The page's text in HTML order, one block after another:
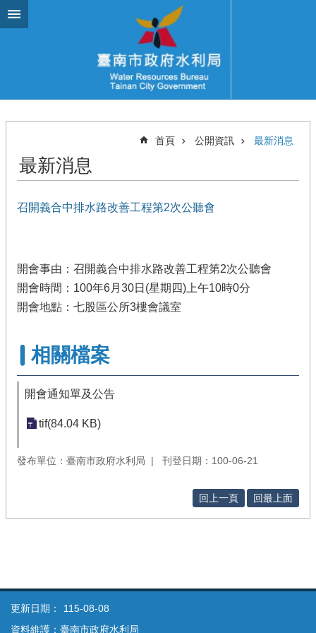
跳到主要內容區塊
首頁 公開資訊 最新消息
最新消息
召開義合中排水路改善工程第2次公聽會
開會事由：召開義合中排水路改善工程第2次公聽會
開會時間：100年6月30日(星期四)上午10時0分
開會地點：七股區公所3樓會議室
相關檔案
開會通知單及公告
tif(84.04 KB)
發布單位：臺南市政府水利局 刊登日期：100-06-21
回上一頁 回最上面
更新日期：
115-08-08
資料維護：臺南市政府水利局